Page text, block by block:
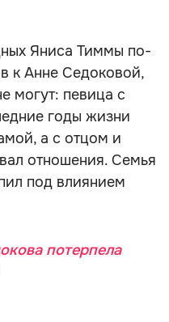
Яниса Тиммы по-
к Анне Седоковой,
могут: певица с
годы жизни
а с отцом и
отношения. Семья
под влиянием
потерпела